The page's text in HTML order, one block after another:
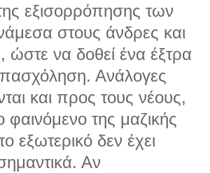
εξισορρόπησης των
στους άνδρες και
ώστε να δοθεί ένα έξτρα
Ανάλογες
και προς τους νέους,
φαινόμενο της μαζικής
εξωτερικό δεν έχει
Αν